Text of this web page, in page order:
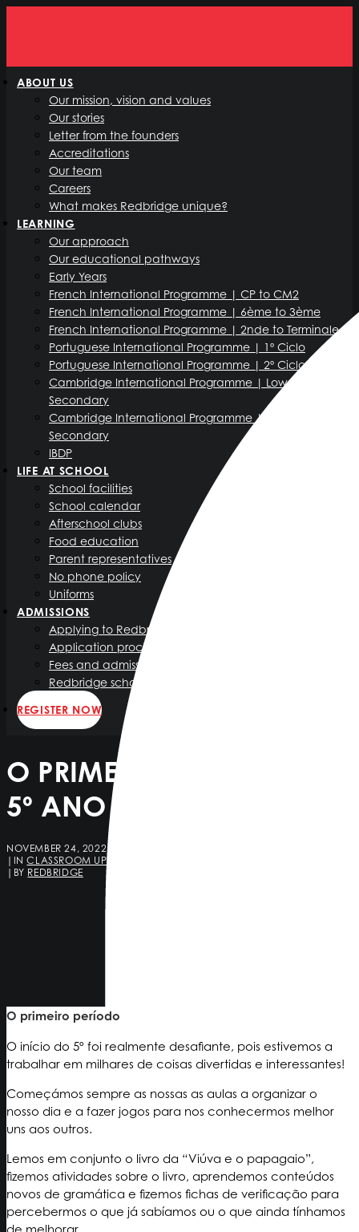
ABOUT US
Our mission, vision and values
Our stories
Letter from the founders
Accreditations
Our team
Careers
What makes Redbridge unique?
LEARNING
Our approach
Our educational pathways
Early Years
French International Programme | CP to CM2
French International Programme | 6ème to 3ème
French International Programme | 2nde to Terminale
Portuguese International Programme | 1º Ciclo
Portuguese International Programme | 2º Ciclo
Cambridge International Programme | Lower
Secondary
Cambridge International Programme | Upper
Secondary
IBDP
LIFE AT SCHOOL
School facilities
School calendar
Afterschool clubs
Food education
Parent representatives
No phone policy
Uniforms
ADMISSIONS
Applying to Redbridge International School
Application process
Fees and admission policy
Redbridge scholarship programme
REGISTER NOW
O PRIMEIRO PERÍODO DO
5º ANO
NOVEMBER 24, 2022
| INCLASSROOM UPDATE
| BY REDBRIDGE
O primeiro período
O início do 5º foi realmente desafiante, pois estivemos a
trabalhar em milhares de coisas divertidas e interessantes!
Começámos sempre as nossas as aulas a organizar o
nosso dia e a fazer jogos para nos conhecermos melhor
uns aos outros.
Lemos em conjunto o livro da “Viúva e o papagaio”,
fizemos atividades sobre o livro, aprendemos conteúdos
novos de gramática e fizemos fichas de verificação para
percebermos o que já sabíamos ou o que ainda tínhamos